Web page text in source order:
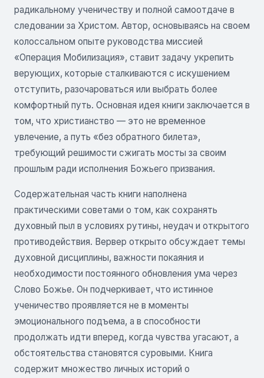
радикальному ученичеству и полной самоотдаче в
следовании за Христом. Автор, основываясь на своем
колоссальном опыте руководства миссией
«Операция Мобилизация», ставит задачу укрепить
верующих, которые сталкиваются с искушением
отступить, разочароваться или выбрать более
комфортный путь. Основная идея книги заключается в
том, что христианство — это не временное
увлечение, а путь «без обратного билета»,
требующий решимости сжигать мосты за своим
прошлым ради исполнения Божьего призвания.
Содержательная часть книги наполнена
практическими советами о том, как сохранять
духовный пыл в условиях рутины, неудач и открытого
противодействия. Вервер открыто обсуждает темы
духовной дисциплины, важности покаяния и
необходимости постоянного обновления ума через
Слово Божье. Он подчеркивает, что истинное
ученичество проявляется не в моменты
эмоционального подъема, а в способности
продолжать идти вперед, когда чувства угасают, а
обстоятельства становятся суровыми. Книга
содержит множество личных историй о